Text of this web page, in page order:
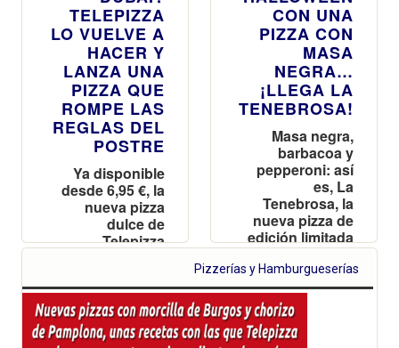
TELEPIZZA
LO VUELVE A
HACER Y
LANZA UNA
PIZZA QUE
ROMPE LAS
REGLAS DEL
POSTRE
Ya disponible
desde 6,95 €, la
nueva pizza
dulce de
Telepizza
pistacho sobre
su masa
irresistible
CON UNA
PIZZA CON
MASA
NEGRA…
¡LLEGA LA
TENEBROSA!
Masa negra,
barbacoa y
pepperoni: así
es, La
Tenebrosa, la
nueva pizza de
edición limitada
para Halloween
Pizzerías y Hamburgueserías